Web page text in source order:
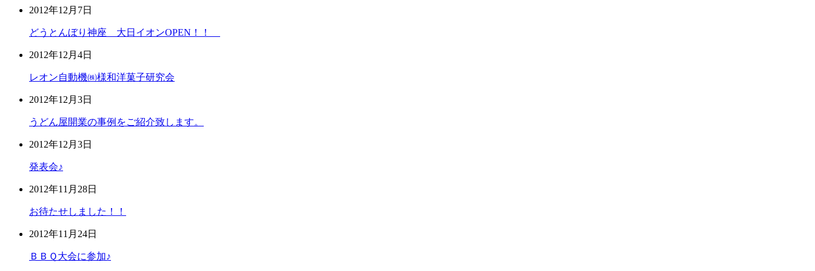
2012年12月7日
どうとんぼり神座 大日イオンOPEN！！
2012年12月4日
レオン自動機㈱様和洋菓子研究会
2012年12月3日
うどん屋開業の事例をご紹介致します。
2012年12月3日
発表会♪
2012年11月28日
お待たせしました！！
2012年11月24日
ＢＢＱ大会に参加♪